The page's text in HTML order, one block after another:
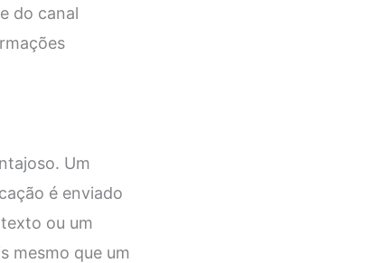
do canal
Um
é enviado
ou um
mesmo que um